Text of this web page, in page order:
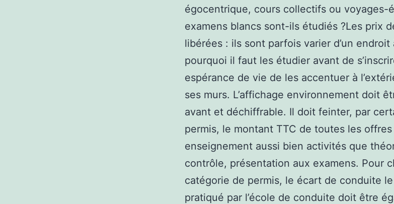
égocentrique, cours collectifs ou voyages-
examens blancs sont-ils étudiés ?Les prix
libérées : ils sont parfois varier d’un endroit
pourquoi il faut les étudier avant de
espérance de vie de les accentuer à
ses murs. L’affichage environnement doit
avant et déchiffrable. Il doit feinter, par
permis, le montant TTC de toutes les offres
enseignement aussi bien activités que
contrôle, présentation aux examens. Pour
catégorie de permis, le écart de conduite
pratiqué par l’école de conduite doit être